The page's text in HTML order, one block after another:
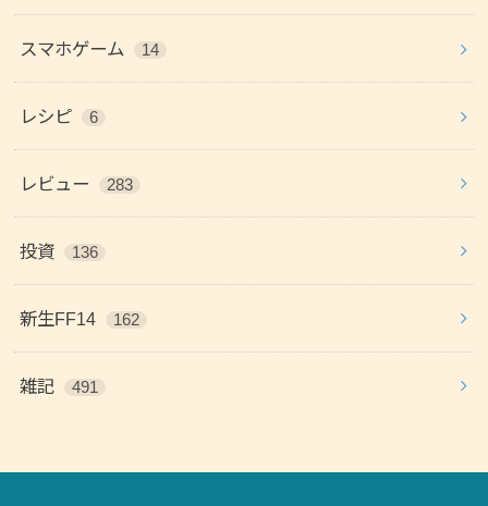
スマホゲーム 14
レシピ 6
レビュー 283
投資 136
新生FF14 162
雑記 491